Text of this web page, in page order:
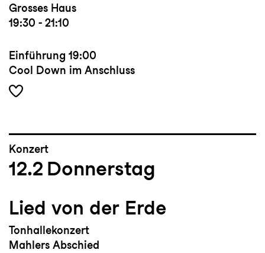
Grosses Haus
19:30 - 21:10
Einführung 19:00
Cool Down im Anschluss
Konzert
12.2 Donnerstag
Lied von der Erde
Tonhallekonzert
Mahlers Abschied